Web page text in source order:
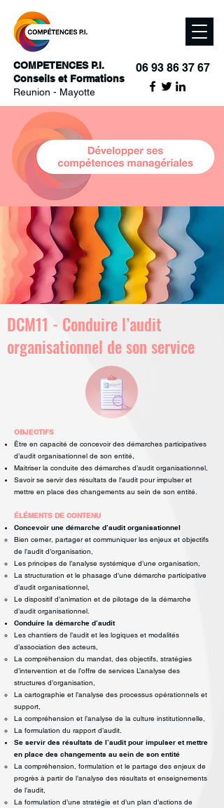
COMPETENCES P.I.
Conseils et Formations
Reunion - Mayotte
06 93 86 37 67
DCM11 - Conduire l’audit
organisationnel de son service
OBJECTIFS
Être en capacité de concevoir des démarches participatives
d’audit organisationnel de son entité,
Maitriser la conduite des démarches d’audit organisationnel,
Savoir se servir des résultats de l’audit pour impulser et
mettre en place des changements au sein de son entité.
ÉLÉMENTS DE CONTENU
Concevoir une démarche d’audit organisationnel
Bien cerner, partager et communiquer les enjeux et objectifs
de l’audit d’organisation,
Les principes de l’analyse systémique d’une organisation,
La structuration et le phasage d’une démarche participative
d’audit organisationnel,
Le dispositif d’animation et de pilotage de la démarche
d’audit organisationnel.
Conduire la démarche d’audit
Les chantiers de l’audit et les logiques et modalités
d’association des acteurs,
La compréhension du mandat, des objectifs, stratégies
d’intervention et de l’offre de services L’analyse des
structures d’organisation,
La cartographie et l’analyse des processus opérationnels et
support,
La compréhension et l’analyse de la culture institutionnelle,
La formulation du rapport d’audit.
Se servir des résultats de l’audit pour impulser et mettre
en place des changements au sein de son entité
La compréhension, formulation et le partage des enjeux de
progrès à partir de l’analyse des résultats et enseignements
de l’audit,
La formulation d’une stratégie et d’un plan d’actions de